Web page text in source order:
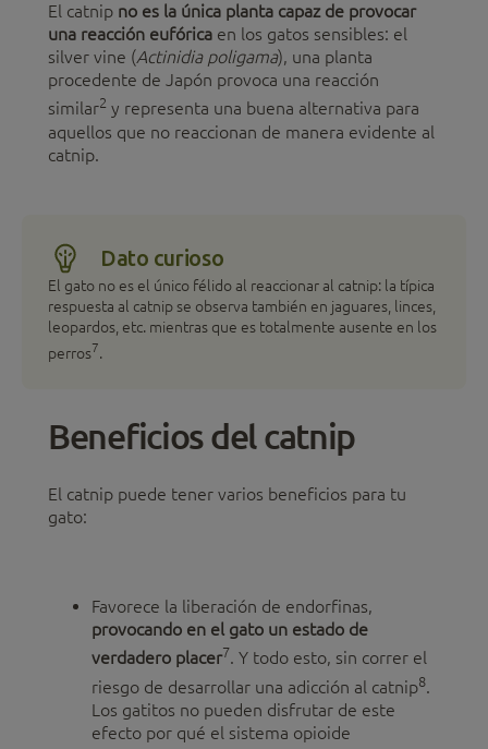
El catnip no es la única planta capaz de provocar
una reacción eufórica en los gatos sensibles: el
silver vine (Actinidia poligama), una planta
procedente de Japón provoca una reacción
similar2 y representa una buena alternativa para
aquellos que no reaccionan de manera evidente al
catnip.
Dato curioso
El gato no es el único félido al reaccionar al catnip: la típica
respuesta al catnip se observa también en jaguares, linces,
leopardos, etc. mientras que es totalmente ausente en los
perros7.
Beneficios del catnip
El catnip puede tener varios beneficios para tu
gato:
Favorece la liberación de endorfinas,
provocando en el gato un estado de
verdadero placer7. Y todo esto, sin correr el
riesgo de desarrollar una adicción al catnip8.
Los gatitos no pueden disfrutar de este
efecto por qué el sistema opioide